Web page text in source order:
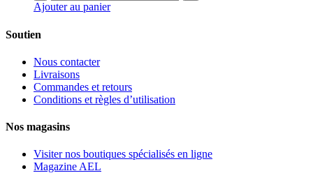
Ajouter au panier
Soutien
Nous contacter
Livraisons
Commandes et retours
Conditions et règles d’utilisation
Nos magasins
Visiter nos boutiques spécialisés en ligne
Magazine AEL